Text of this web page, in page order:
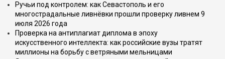
Ручьи под контролем: как Севастополь и его
многострадальные ливнёвки прошли проверку ливнем 9
июля 2026 года
Проверка на антиплагиат диплома в эпоху
искусственного интеллекта: как российские вузы тратят
миллионы на борьбу с ветряными мельницами